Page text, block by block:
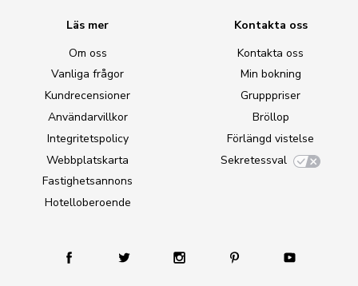
Läs mer
Om oss
Vanliga frågor
Kundrecensioner
Användarvillkor
Integritetspolicy
Webbplatskarta
Fastighetsannons
Hotelloberoende
Kontakta oss
Kontakta oss
Min bokning
Grupppriser
Bröllop
Förlängd vistelse
Sekretessval